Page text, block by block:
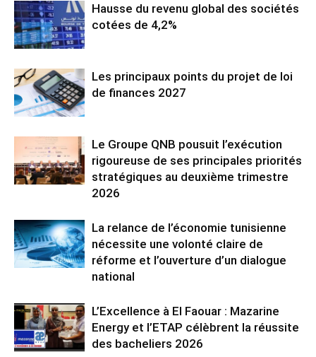
Hausse du revenu global des sociétés
cotées de 4,2%
Les principaux points du projet de loi
de finances 2027
Le Groupe QNB pousuit l’exécution
rigoureuse de ses principales priorités
stratégiques au deuxième trimestre
2026
La relance de l’économie tunisienne
nécessite une volonté claire de
réforme et l’ouverture d’un dialogue
national
L’Excellence à El Faouar : Mazarine
Energy et l’ETAP célèbrent la réussite
des bacheliers 2026